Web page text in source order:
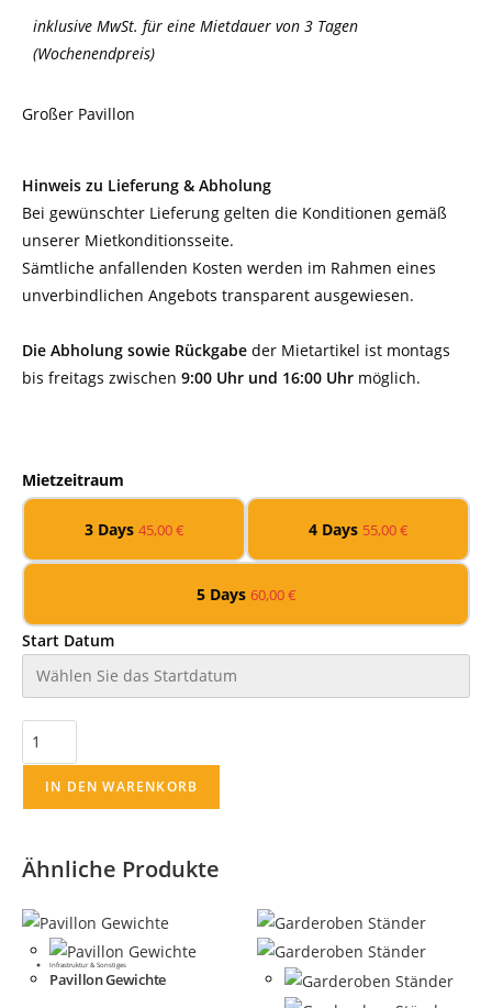
inklusive MwSt. für eine Mietdauer von 3 Tagen
(Wochenendpreis)
Großer Pavillon
Hinweis zu Lieferung & Abholung
Bei gewünschter Lieferung gelten die Konditionen gemäß
unserer Mietkonditionsseite.
Sämtliche anfallenden Kosten werden im Rahmen eines
unverbindlichen Angebots transparent ausgewiesen.
Die Abholung sowie Rückgabe der Mietartikel ist montags
bis freitags zwischen 9:00 Uhr und 16:00 Uhr möglich.
Mietzeitraum
3 Days 45,00€ 4 Days 55,00€
5 Days 60,00€
Start Datum
IN DEN WARENKORB
Ähnliche Produkte
Infrastruktur & Sonstiges
Pavillon Gewichte